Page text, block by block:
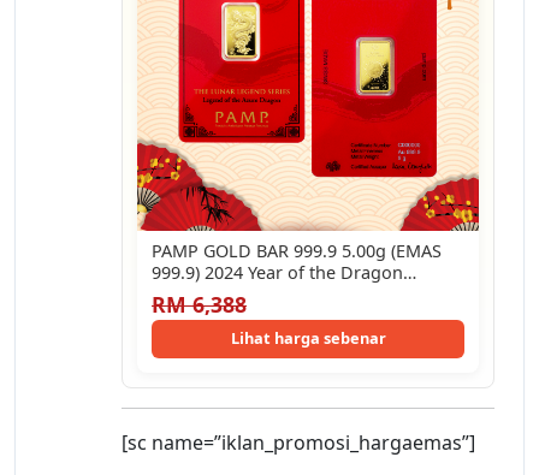
PAMP GOLD BAR 999.9 5.00g (EMAS
999.9) 2024 Year of the Dragon…
RM 6,388
Lihat harga sebenar
[sc name=”iklan_promosi_hargaemas”]